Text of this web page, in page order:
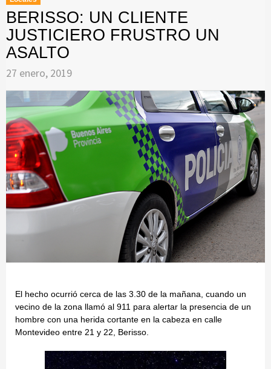
BERISSO: UN CLIENTE
JUSTICIERO FRUSTRO UN
ASALTO
27 enero, 2019
El hecho ocurrió cerca de las 3.30 de la mañana, cuando un
vecino de la zona llamó al 911 para alertar la presencia de un
hombre con una herida cortante en la cabeza en calle
Montevideo entre 21 y 22, Berisso.